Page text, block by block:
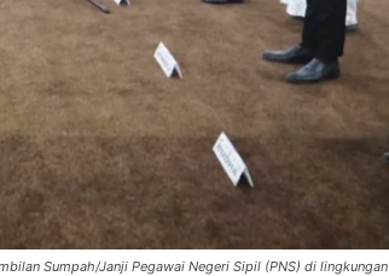
Sumpah/Janji Pegawai Negeri Sipil (PNS) di